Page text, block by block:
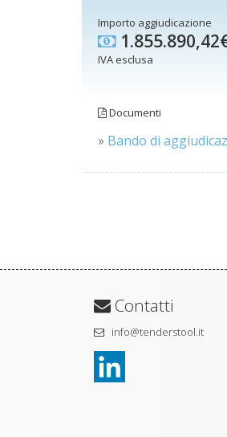
Importo aggiudicazione
IVA esclusa
Documenti
» Bando di
Contatti
info@tenderstool.it